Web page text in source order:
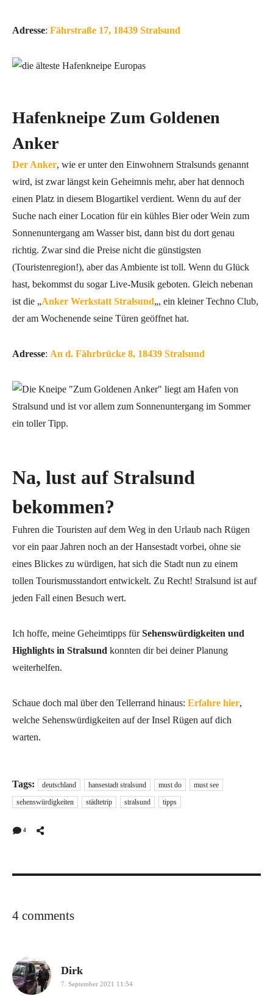
Adresse: Fährstraße 17, 18439 Stralsund
Hafenkneipe Zum Goldenen
Anker
Der Anker, wie er unter den Einwohnern Stralsunds genannt
wird, ist zwar längst kein Geheimnis mehr, aber hat dennoch
einen Platz in diesem Blogartikel verdient. Wenn du auf der
Suche nach einer Location für ein kühles Bier oder Wein zum
Sonnenuntergang am Wasser bist, dann bist du dort genau
richtig. Zwar sind die Preise nicht die günstigsten
(Touristenregion!), aber das Ambiente ist toll. Wenn du Glück
hast, bekommst du sogar Live-Musik geboten. Gleich nebenan
ist die „Anker Werkstatt Stralsund„, ein kleiner Techno Club,
der am Wochenende seine Türen geöffnet hat.
Adresse: An d. Fährbrücke 8, 18439 Stralsund
Na, lust auf Stralsund
bekommen?
Fuhren die Touristen auf dem Weg in den Urlaub nach Rügen
vor ein paar Jahren noch an der Hansestadt vorbei, ohne sie
eines Blickes zu würdigen, hat sich die Stadt nun zu einem
tollen Tourismusstandort entwickelt. Zu Recht! Stralsund ist auf
jeden Fall einen Besuch wert.
Ich hoffe, meine Geheimtipps fürSehenswürdigkeiten und
Highlights in Stralsund konnten dir bei deiner Planung
weiterhelfen.
Schaue doch mal über den Tellerrand hinaus: Erfahre hier,
welche Sehenswürdigkeiten auf der Insel Rügen auf dich
warten.
Tags: deutschland hansestadt stralsund must do
must see
sehenswürdigkeiten
städtetrip stralsund tipps
4
4 comments
Dirksays:
7. September 2021 11:54